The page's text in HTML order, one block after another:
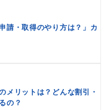
請・取得のやり方は？」カ
メリットは？どんな割引・
の？